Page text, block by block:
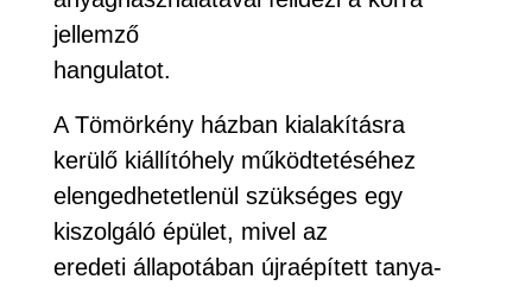
jellemző
hangulatot.
A Tömörkény házban kialakításra
kerülő kiállítóhely működtetéséhez
elengedhetetlenül szükséges egy
kiszolgáló épület, mivel az
eredeti állapotában újraépített tanya-